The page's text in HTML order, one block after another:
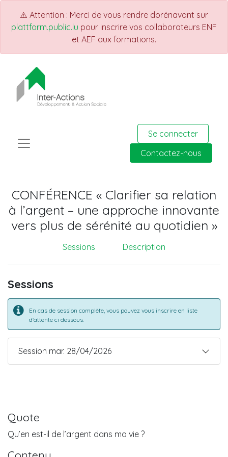
⚠️ Attention : Merci de vous rendre dorénavant sur
plattform.public.lu pour inscrire vos collaborateurs ENF
et AEF aux formations.
Se connecter
Contactez-nous
CONFÉRENCE « Clarifier sa relation
à l’argent – une approche innovante
vers plus de sérénité au quotidien »
Sessions Description
Sessions
En cas de session complète, vous pouvez vous inscrire en liste
d'attente ci dessous.
Session mar. 28/04/2026
Quote
Qu’en est-il de l’argent dans ma vie ?